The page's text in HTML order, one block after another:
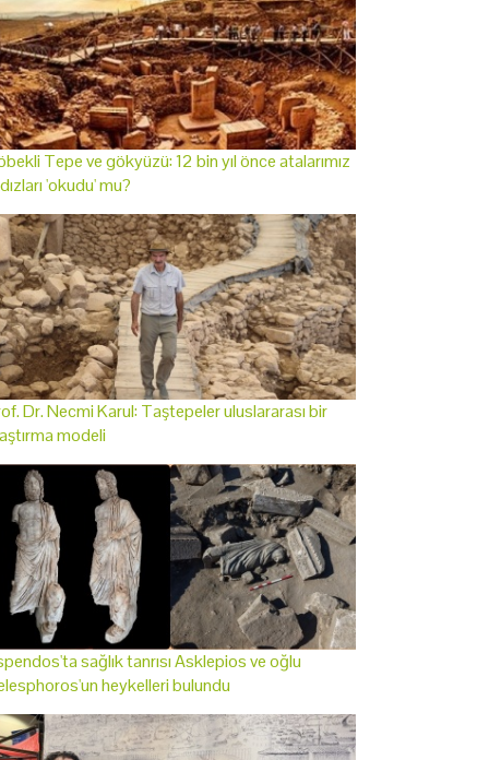
Tepe ve gökyüzü: 12 bin yıl önce atalarımız
'okudu' mu?
Dr. Necmi Karul: Taştepeler uluslararası bir
modeli
sağlık tanrısı Asklepios ve oğlu
heykelleri bulundu